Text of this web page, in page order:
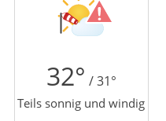
32° / 31°
Teils sonnig und windig